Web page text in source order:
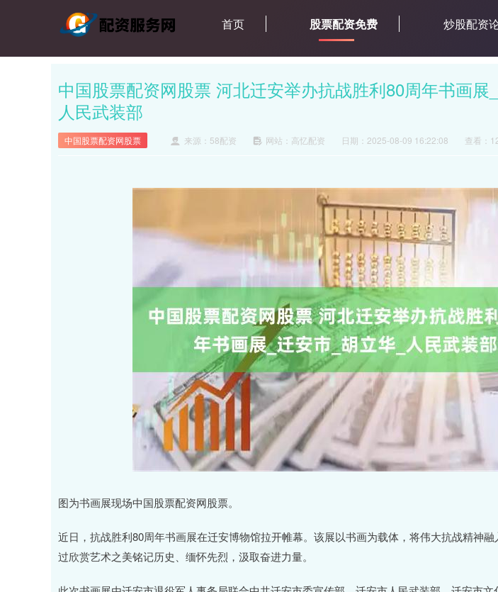
首页 股票配资免费 炒股配资
中国股票配资网股票 河北迁安举办抗战胜利80周年书画展
人民武装部
中国股票配资网股票 来源：58配资 网站：高忆配资 日期：2025-08-09 16:22:08 查看：
图为书画展现场中国股票配资网股票。
近日，抗战胜利80周年书画展在迁安博物馆拉开帷幕。该展以书画为载体，将伟大抗战精神
过欣赏艺术之美铭记历史、缅怀先烈，汲取奋进力量。